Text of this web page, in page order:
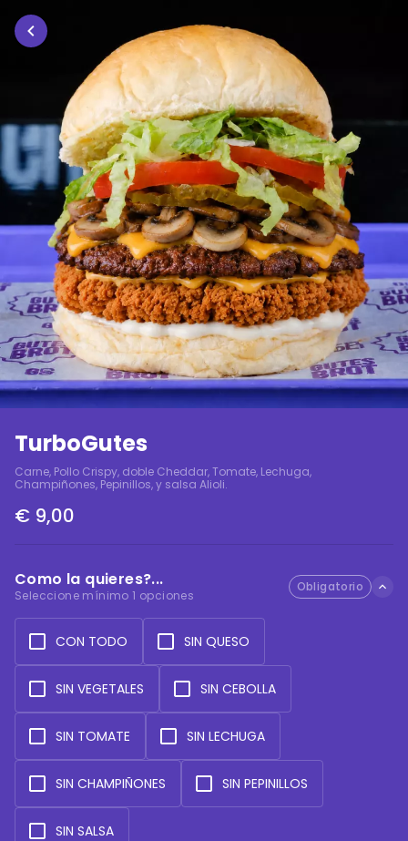
TurboGutes
Carne, Pollo Crispy, doble Cheddar, Tomate, Lechuga,
Champiñones, Pepinillos, y salsa Alioli.
€ 9,00
Como la quieres?...
Seleccione mínimo 1 opciones
Obligatorio
CON TODO SIN QUESO
SIN VEGETALES SIN CEBOLLA
SIN TOMATE SIN LECHUGA
SIN CHAMPIÑONES SIN PEPINILLOS
SIN SALSA